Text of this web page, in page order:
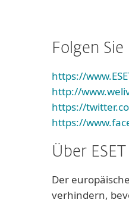
Folgen Sie
https://
http://
https://
https://
Über ESET
Der
verhindern,